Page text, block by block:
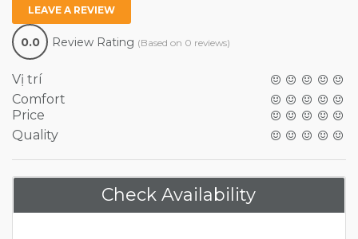
LEAVE A REVIEW
0.0 Review Rating (Based on 0 reviews)
Vị trí
Comfort
Price
Quality
Check Availability